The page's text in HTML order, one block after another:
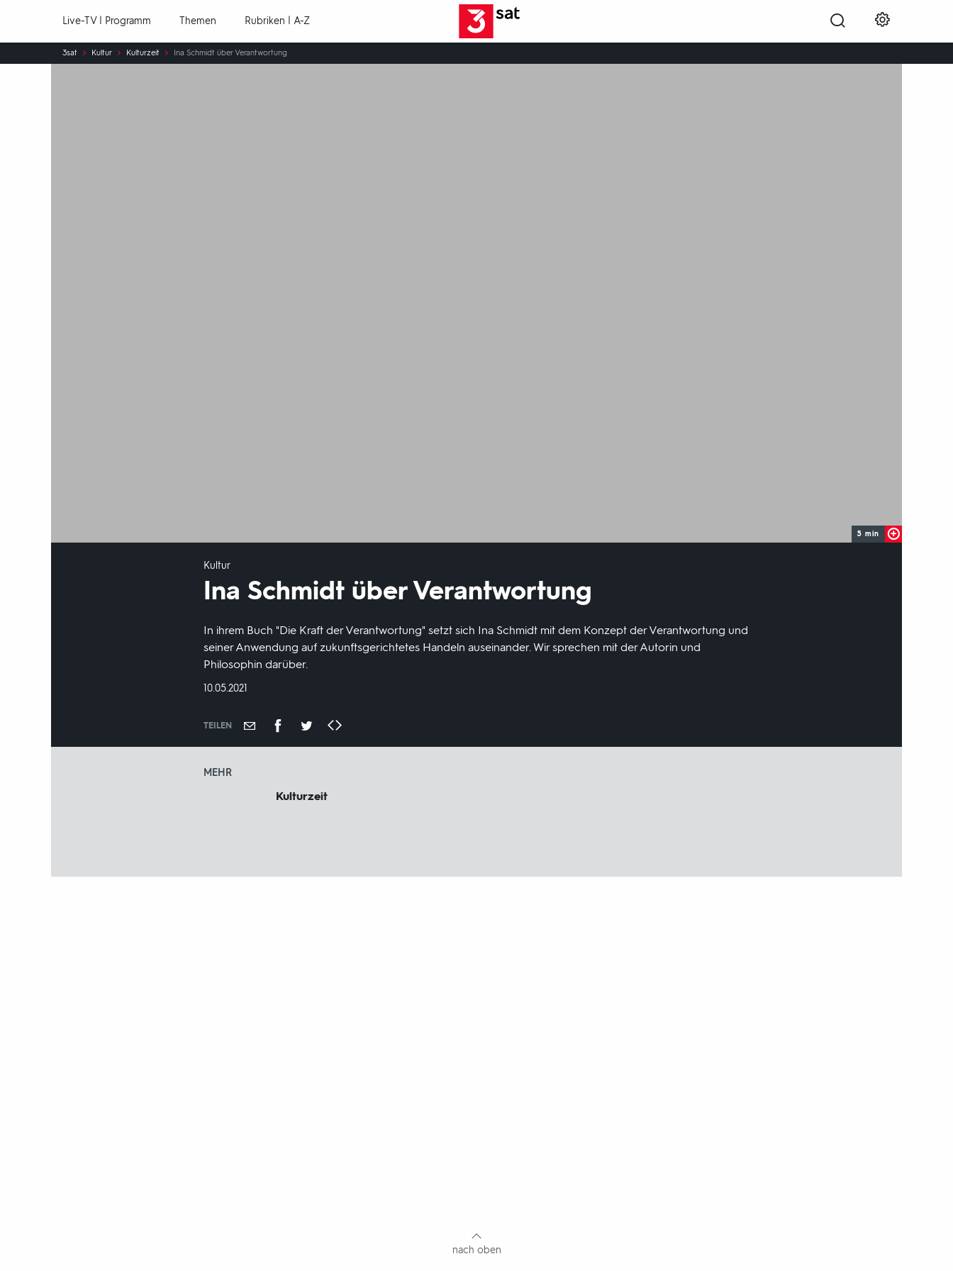
Live-TV | Programm Themen Rubriken | A-Z
Sie
sind
3sat Kultur Kulturzeit Ina Schmidt über Verantwortung
5 min
Kultur
Ina Schmidt über Verantwortung
In ihrem Buch "Die Kraft der Verantwortung" setzt sich Ina Schmidt mit dem Konzept der Verantwortung und
seiner Anwendung auf zukunftsgerichtetes Handeln auseinander. Wir sprechen mit der Autorin und
Philosophin darüber.
DATUM:
10.05.2021
TEILEN
MEHR
Kulturzeit
nach oben